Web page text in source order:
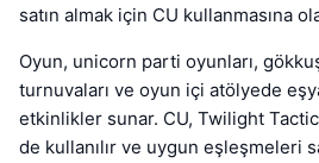
satın almak için CU kullanmasına
Oyun, unicorn parti oyunları,
turnuvaları ve oyun içi atölyede
etkinlikler sunar. CU, Twilight
de kullanılır ve uygun eşleşmeleri